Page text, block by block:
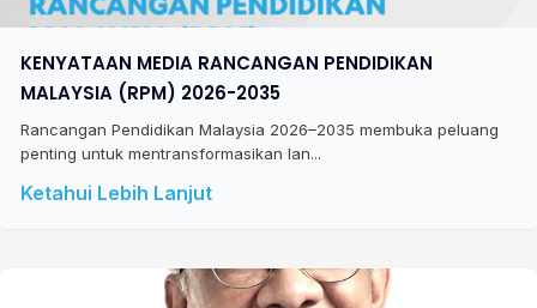
KENYATAAN MEDIA RANCANGAN PENDIDIKAN
MALAYSIA (RPM) 2026-2035
Rancangan Pendidikan Malaysia 2026–2035 membuka peluang
penting untuk mentransformasikan lan...
Ketahui Lebih Lanjut